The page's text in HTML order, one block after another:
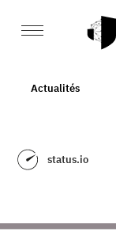
Actualités
status.io